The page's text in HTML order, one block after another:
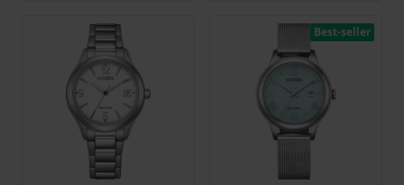
Best-seller